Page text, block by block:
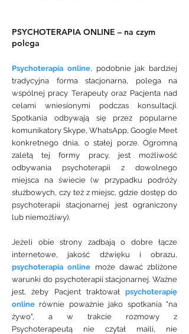
PSYCHOTERAPIA ONLINE – na czym
polega
Psychoterapia online, podobnie jak bardziej
tradycyjna forma stacjonarna, polega na
wspólnej pracy Terapeuty oraz Pacjenta nad
celami wniesionymi podczas konsultacji.
Spotkania odbywają się przez popularne
komunikatory Skype, WhatsApp, Google Meet
konkretnego dnia, o stałej porze. Ogromną
zaletą tej formy pracy, jest możliwość
odbywania psychoterapii z dowolnego
miejsca na świecie (w przypadku podróży
służbowych, czy też z miejsc, gdzie dostęp do
psychoterapii stacjonarnej jest ograniczony
lub niemożliwy).
Jeżeli obie strony zadbają o dobre łącze
internetowe, jakość dźwięku i obrazu,
psychoterapia online może dawać zbliżone
warunki do psychoterapii stacjonarnej. Ważne
jest, żeby Pacjent traktował psychoterapię
online równie poważnie jako spotkania "na
żywo", a w trakcie rozmowy z
Psychoterapeutą nie czytał maili, nie